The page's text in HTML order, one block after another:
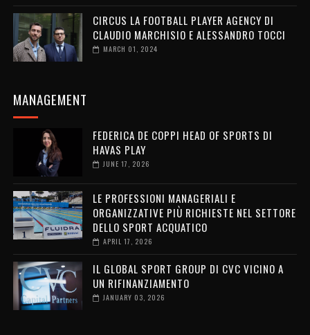
CIRCUS LA FOOTBALL PLAYER AGENCY DI
CLAUDIO MARCHISIO E ALESSANDRO TOCCI
MARCH 01, 2024
MANAGEMENT
FEDERICA DE COPPI HEAD OF SPORTS DI
HAVAS PLAY
JUNE 17, 2026
LE PROFESSIONI MANAGERIALI E
ORGANIZZATIVE PIÙ RICHIESTE NEL SETTORE
DELLO SPORT ACQUATICO
APRIL 17, 2026
IL GLOBAL SPORT GROUP DI CVC VICINO A
UN RIFINANZIAMENTO
JANUARY 03, 2026